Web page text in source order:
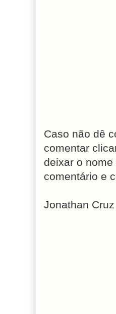
Caso não dê
comentar
deixar o
comentário e
Jonathan Cruz